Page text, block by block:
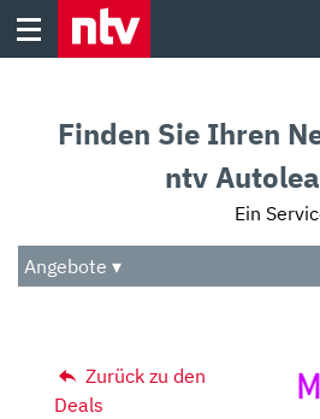
Skip
Audio
Das Beste
Finden Sie Ihren
ntv
Ein
Angebote ▾
Zurück zu den
Deals